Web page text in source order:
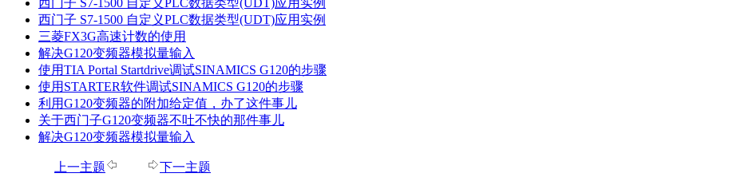
西门子 S7-1500 自定义PLC数据类型(UDT)应用实例
西门子 S7-1500 自定义PLC数据类型(UDT)应用实例
三菱FX3G高速计数的使用
解决G120变频器模拟量输入
使用TIA Portal Startdrive调试SINAMICS G120的步骤
使用STARTER软件调试SINAMICS G120的步骤
利用G120变频器的附加给定值，办了这件事儿
关于西门子G120变频器不吐不快的那件事儿
解决G120变频器模拟量输入
上一主题 下一主题